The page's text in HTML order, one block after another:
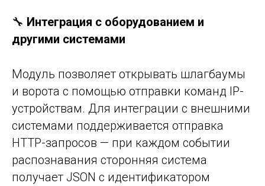
🔧 Интеграция с оборудованием и
другими системами
Модуль позволяет открывать шлагбаумы
и ворота с помощью отправки команд IP-
устройствам. Для интеграции с внешними
системами поддерживается отправка
HTTP-запросов — при каждом событии
распознавания сторонняя система
получает JSON с идентификатором